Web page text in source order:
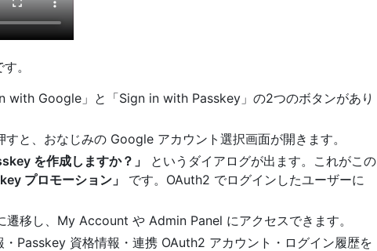
。
with Google」と「Sign in with Passkey」の2つのボタンがあり
と、おなじみの Google アカウント選択画面が開きます。
を作成しますか？」
というダイアログが出ます。これがこの
プロモーション」
です。OAuth2 でログインしたユーザーに
移し、My Account や Admin Panel にアクセスできます。
Passkey 資格情報・連携 OAuth2 アカウント・ログイン履歴を